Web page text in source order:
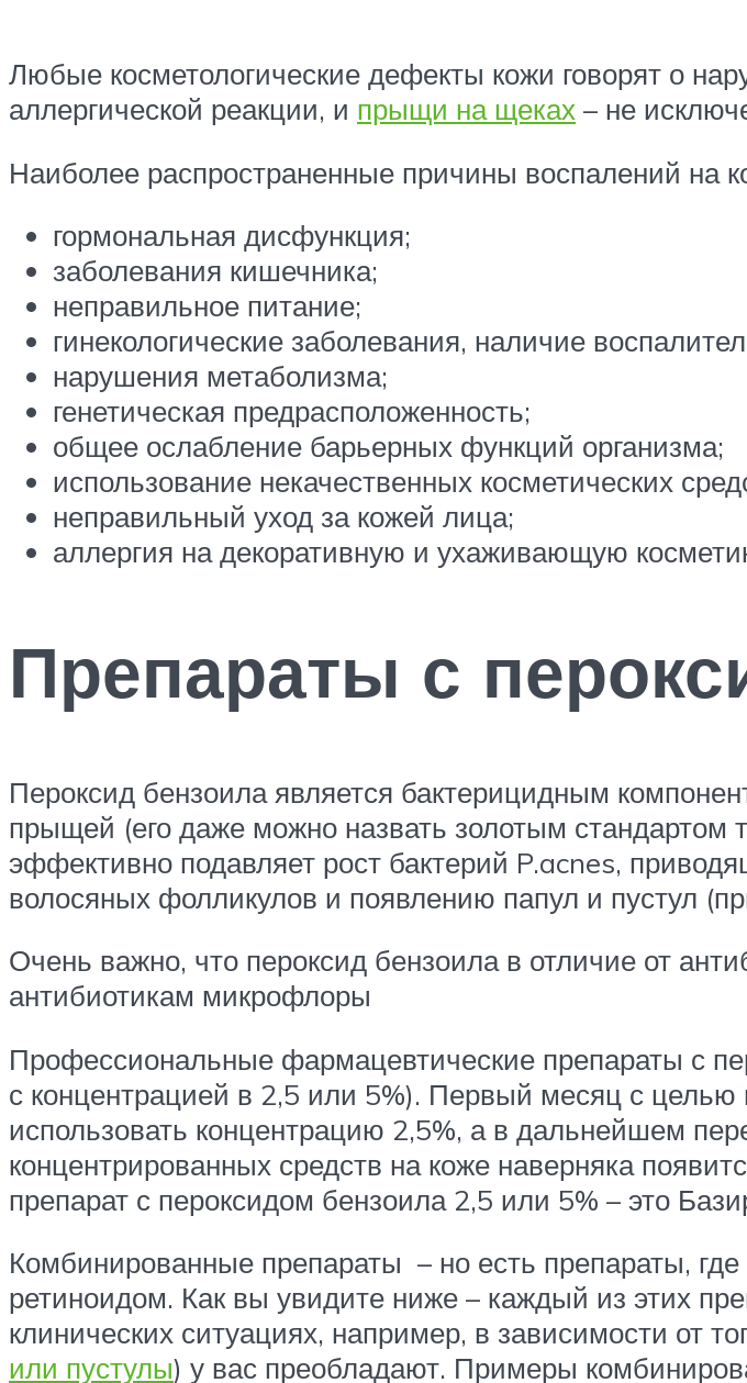
Любые косметологические дефекты кожи говорят о
аллергической реакции, и прыщи на щеках – не
Наиболее распространенные причины воспалений на
гормональная дисфункция;
заболевания кишечника;
неправильное питание;
гинекологические заболевания, наличие
нарушения метаболизма;
генетическая предрасположенность;
общее ослабление барьерных функций организма;
использование некачественных косметических
неправильный уход за кожей лица;
аллергия на декоративную и ухаживающую
Препараты с
Пероксид бензоила является бактерицидным
прыщей (его даже можно назвать золотым стандартом
эффективно подавляет рост бактерий P.acnes,
волосяных фолликулов и появлению папул и пустул
Очень важно, что пероксид бензоила в отличие от
антибиотикам микрофлоры
Профессиональные фармацевтические препараты с
с концентрацией в 2,5 или 5%). Первый месяц с
использовать концентрацию 2,5%, а в дальнейшем
концентрированных средств на коже наверняка
препарат с пероксидом бензоила 2,5 или 5% – это
Комбинированные препараты – но есть препараты,
ретиноидом. Как вы увидите ниже – каждый из этих
клинических ситуациях, например, в зависимости от
или пустулы) у вас преобладают. Примеры